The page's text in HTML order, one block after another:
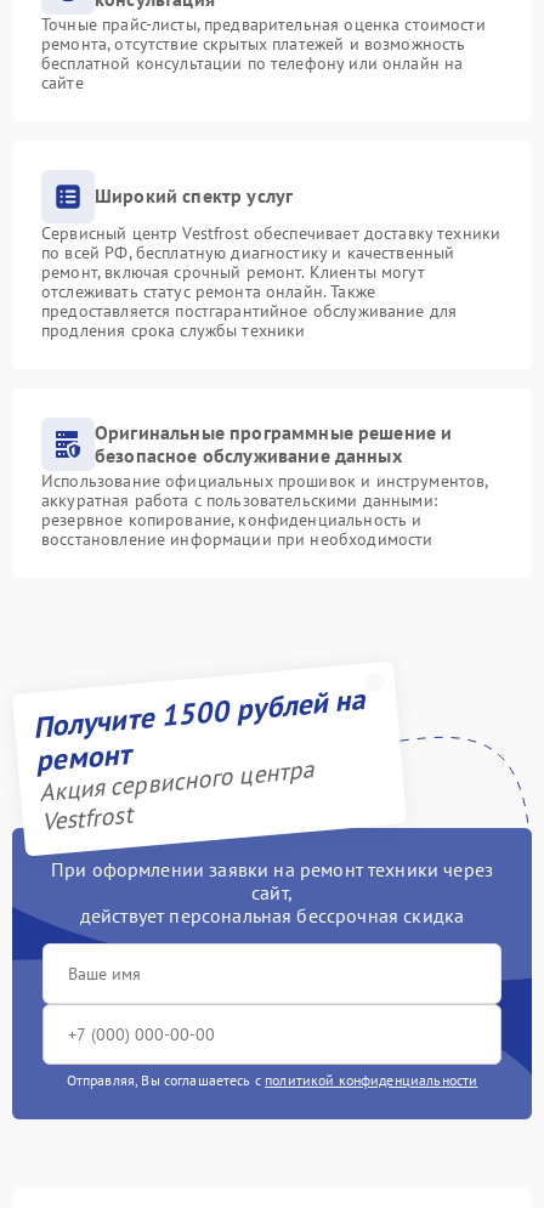
Точные прайс-листы, предварительная оценка стоимости
ремонта, отсутствие скрытых платежей и возможность
бесплатной консультации по телефону или онлайн на
сайте
Широкий спектр услуг
Сервисный центр Vestfrost обеспечивает доставку техники
по всей РФ, бесплатную диагностику и качественный
ремонт, включая срочный ремонт. Клиенты могут
отслеживать статус ремонта онлайн. Также
предоставляется постгарантийное обслуживание для
продления срока службы техники
Оригинальные программные решение и
безопасное обслуживание данных
Использование официальных прошивок и инструментов,
аккуратная работа с пользовательскими данными:
резервное копирование, конфиденциальность и
восстановление информации при необходимости
Получите 1500 рублей на
ремонт
Акция сервисного центра
Vestfrost
При оформлении заявки на ремонт техники через
сайт,
действует персональная бессрочная скидка
Отправляя, Вы соглашаетесь с политикой конфиденциальности